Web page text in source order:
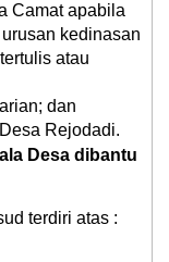
Camat apabila
kedinasan
atau
dan
Rejodadi.
Desa dibantu
terdiri atas :